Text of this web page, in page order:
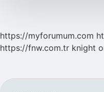
https://myforumum.com
https://fnw.com.tr knight